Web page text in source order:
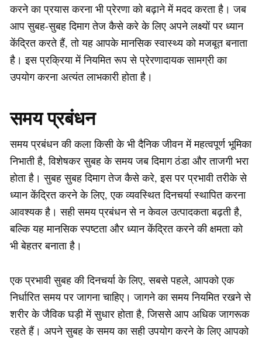
करने का प्रयास करना भी प्रेरणा को बढ़ाने में मदद करता है। जब
आप सुबह-सुबह दिमाग तेज कैसे करे के लिए अपने लक्ष्यों पर ध्यान
केंद्रित करते हैं, तो यह आपके मानसिक स्वास्थ्य को मजबूत बनाता
है। इस प्रक्रिया में नियमित रूप से प्रेरणादायक सामग्री का
उपयोग करना अत्यंत लाभकारी होता है।
समय प्रबंधन
समय प्रबंधन की कला किसी के भी दैनिक जीवन में महत्वपूर्ण भूमिका
निभाती है, विशेषकर सुबह के समय जब दिमाग ठंडा और ताजगी भरा
होता है। सुबह सुबह दिमाग तेज कैसे करे, इस पर प्रभावी तरीके से
ध्यान केंद्रित करने के लिए, एक व्यवस्थित दिनचर्या स्थापित करना
आवश्यक है। सही समय प्रबंधन से न केवल उत्पादकता बढ़ती है,
बल्कि यह मानसिक स्पष्टता और ध्यान केंद्रित करने की क्षमता को
भी बेहतर बनाता है।
एक प्रभावी सुबह की दिनचर्या के लिए, सबसे पहले, आपको एक
निर्धारित समय पर जागना चाहिए। जागने का समय नियमित रखने से
शरीर के जैविक घड़ी में सुधार होता है, जिससे आप अधिक जागरूक
रहते हैं। अपने सुबह के समय का सही उपयोग करने के लिए आपको